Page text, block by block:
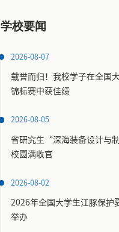
学校要闻
2026-08-07
载誉而归！我校学子在全国
锦标赛中获佳绩
2026-08-05
省研究生“深海装备设计与
校圆满收官
2026-08-02
2026年全国大学生江豚保护
举办